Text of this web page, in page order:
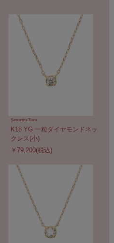
Samantha Tiara
K18 YG 一粒ダイヤモンドネッ
クレス(小)
￥79,200(税込)